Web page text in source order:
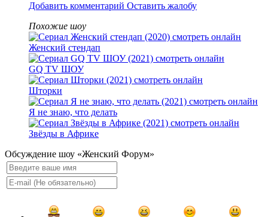
Добавить комментарий Оставить жалобу
Похожие шоу
Женский стендап
GQ TV ШОУ
Шторки
Я не знаю, что делать
Звёзды в Африке
Обсуждение шоу «Женский Форум»